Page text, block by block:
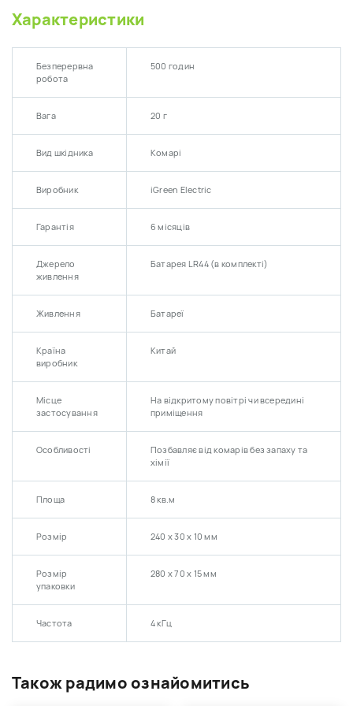
Характеристики
Безперервна
робота
500 годин
Вага 20 г
Вид шкідника Комарі
Виробник iGreen Electric
Гарантія 6 місяців
Джерело
живлення
Батарея LR44 (в комплекті)
Живлення Батареї
Країна
виробник
Китай
Місце
застосування
На відкритому повітрі чи всередині
приміщення
Особливості
Позбавляє від комарів без запаху та
хімії
Площа 8 кв.м
Розмір 240 х 30 х 10 мм
Розмір
упаковки
280 х 70 х 15 мм
Частота 4 кГц
Також радимо ознайомитись